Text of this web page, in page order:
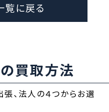
覧に戻る
買取方法
張、法人の４つからお選